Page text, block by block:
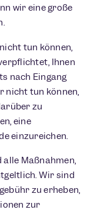
wir eine große
tun können,
Ihnen
nach Eingang
nicht tun können,
zu
eine
einzureichen.
Maßnahmen,
Wir sind
zu erheben,
zur